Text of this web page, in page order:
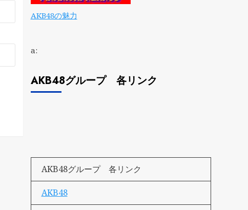
AKB48の魅力
a:
AKB48グループ 各リンク
AKB48グループ 各リンク
AKB48